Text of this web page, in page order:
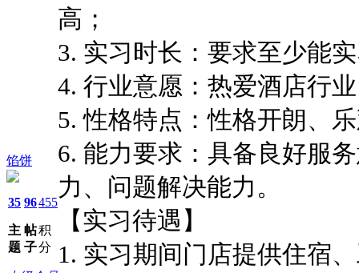
馅饼
35
主
题
96
帖
子
455
积
分
高；
3. 实习时长：要求至少能
4. 行业意愿：热爱酒店行
5. 性格特点：性格开朗、
6. 能力要求：具备良好服
力、问题解决能力。
【实习待遇】
1. 实习期间门店提供住宿